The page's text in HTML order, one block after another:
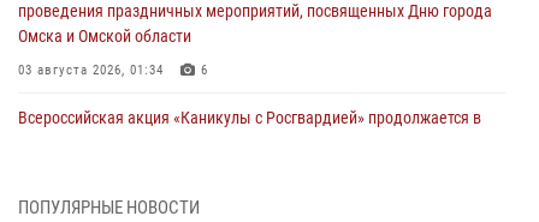
проведения праздничных мероприятий, посвященных Дню города
Омска и Омской области
03 августа 2026, 01:34 6
Всероссийская акция «Каникулы с Росгвардией» продолжается в
ПОПУЛЯРНЫЕ НОВОСТИ